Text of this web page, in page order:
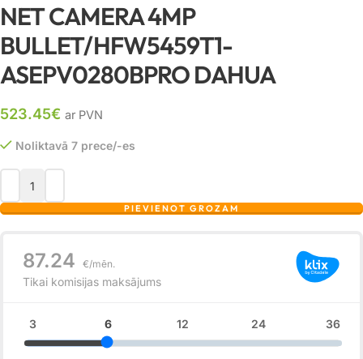
NET CAMERA 4MP
BULLET/HFW5459T1-
ASEPV0280BPRO DAHUA
523.45€ ar PVN
Noliktavā 7 prece/-es
PIEVIENOT GROZAM